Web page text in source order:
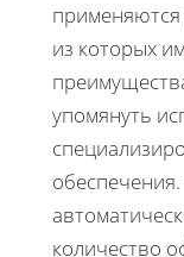
применяются
из которых
упомянуть
количество